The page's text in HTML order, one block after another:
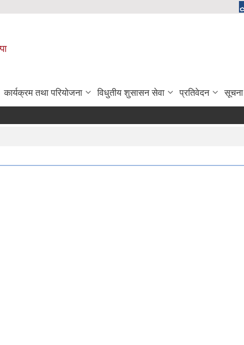
कार्यक्रम तथा परियोजना विधुतीय शुसासन सेवा प्रतिवेदन सूचना